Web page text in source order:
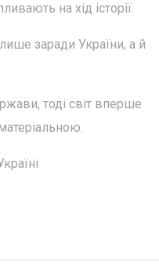
на хід історії.
заради України, а й
тоді світ вперше